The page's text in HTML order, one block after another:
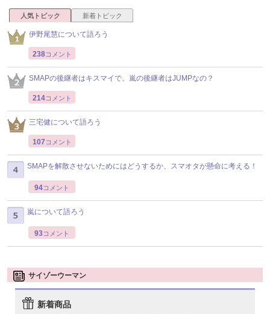
人気トピック 新着トピック
伊野尾慧について語ろう
238コメント
SMAPの後継者はキスマイで、嵐の後継者はJUMPなの？
214コメント
三宅健について語ろう
107 コメント
SMAPを解散させないためにはどうするか、スマオタが懸命に考える！
94コメント
嵐について語ろう
93コメント
サイゾーウーマン
新着商品